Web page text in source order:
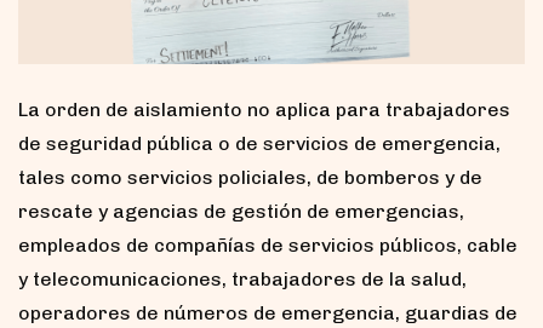
La orden de aislamiento no aplica para trabajadores
de seguridad pública o de servicios de emergencia,
tales como servicios policiales, de bomberos y de
rescate y agencias de gestión de emergencias,
empleados de compañías de servicios públicos, cable
y telecomunicaciones, trabajadores de la salud,
operadores de números de emergencia, guardias de